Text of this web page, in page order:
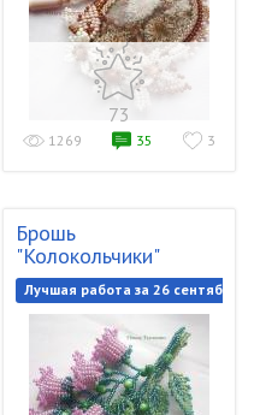
73
1269 35 3
Брошь
"Колокольчики"
Лучшая работа за 26 сентября